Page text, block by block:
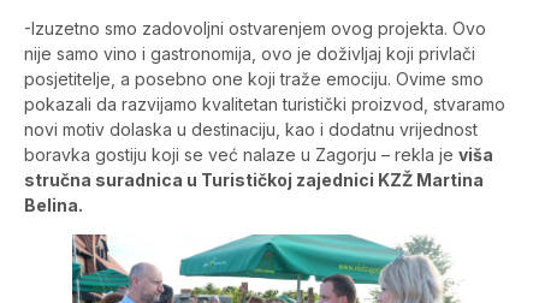
-Izuzetno smo zadovoljni ostvarenjem ovog projekta. Ovo
nije samo vino i gastronomija, ovo je doživljaj koji privlači
posjetitelje, a posebno one koji traže emociju. Ovime smo
pokazali da razvijamo kvalitetan turistički proizvod, stvaramo
novi motiv dolaska u destinaciju, kao i dodatnu vrijednost
boravka gostiju koji se već nalaze u Zagorju – rekla je viša
stručna suradnica u Turističkoj zajednici KZŽ Martina
Belina.